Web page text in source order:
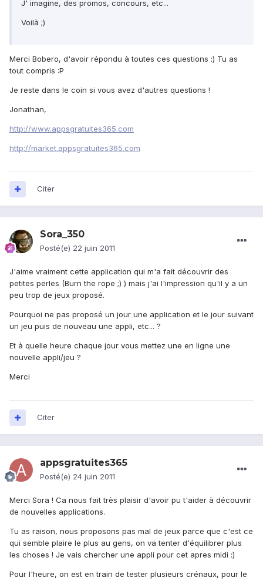
J' imagine, des promos, concours, etc...
Voilà ;)
Merci Bobero, d'avoir répondu à toutes ces questions :) Tu as
tout compris :P
Je reste dans le coin si vous avez d'autres questions !
Jonathan,
http://www.appsgratuites365.com
http://market.appsgratuites365.com
Citer
Sora_350
Posté(e) 22 juin 2011
J'aime vraiment cette application qui m'a fait découvrir des
petites perles (Burn the rope ;) ) mais j'ai l'impression qu'il y a un
peu trop de jeux proposé.
Pourquoi ne pas proposé un jour une application et le jour suivant
un jeu puis de nouveau une appli, etc... ?
Et à quelle heure chaque jour vous mettez une en ligne une
nouvelle appli/jeu ?
Merci
Citer
appsgratuites365
Posté(e) 24 juin 2011
Merci Sora ! Ca nous fait très plaisir d'avoir pu t'aider à découvrir
de nouvelles applications.
Tu as raison, nous proposons pas mal de jeux parce que c'est ce
qui semble plaire le plus au gens, on va tenter d'équilibrer plus
les choses ! Je vais chercher une appli pour cet apres midi :)
Pour l'heure, on est en train de tester plusieurs crénaux, pour le